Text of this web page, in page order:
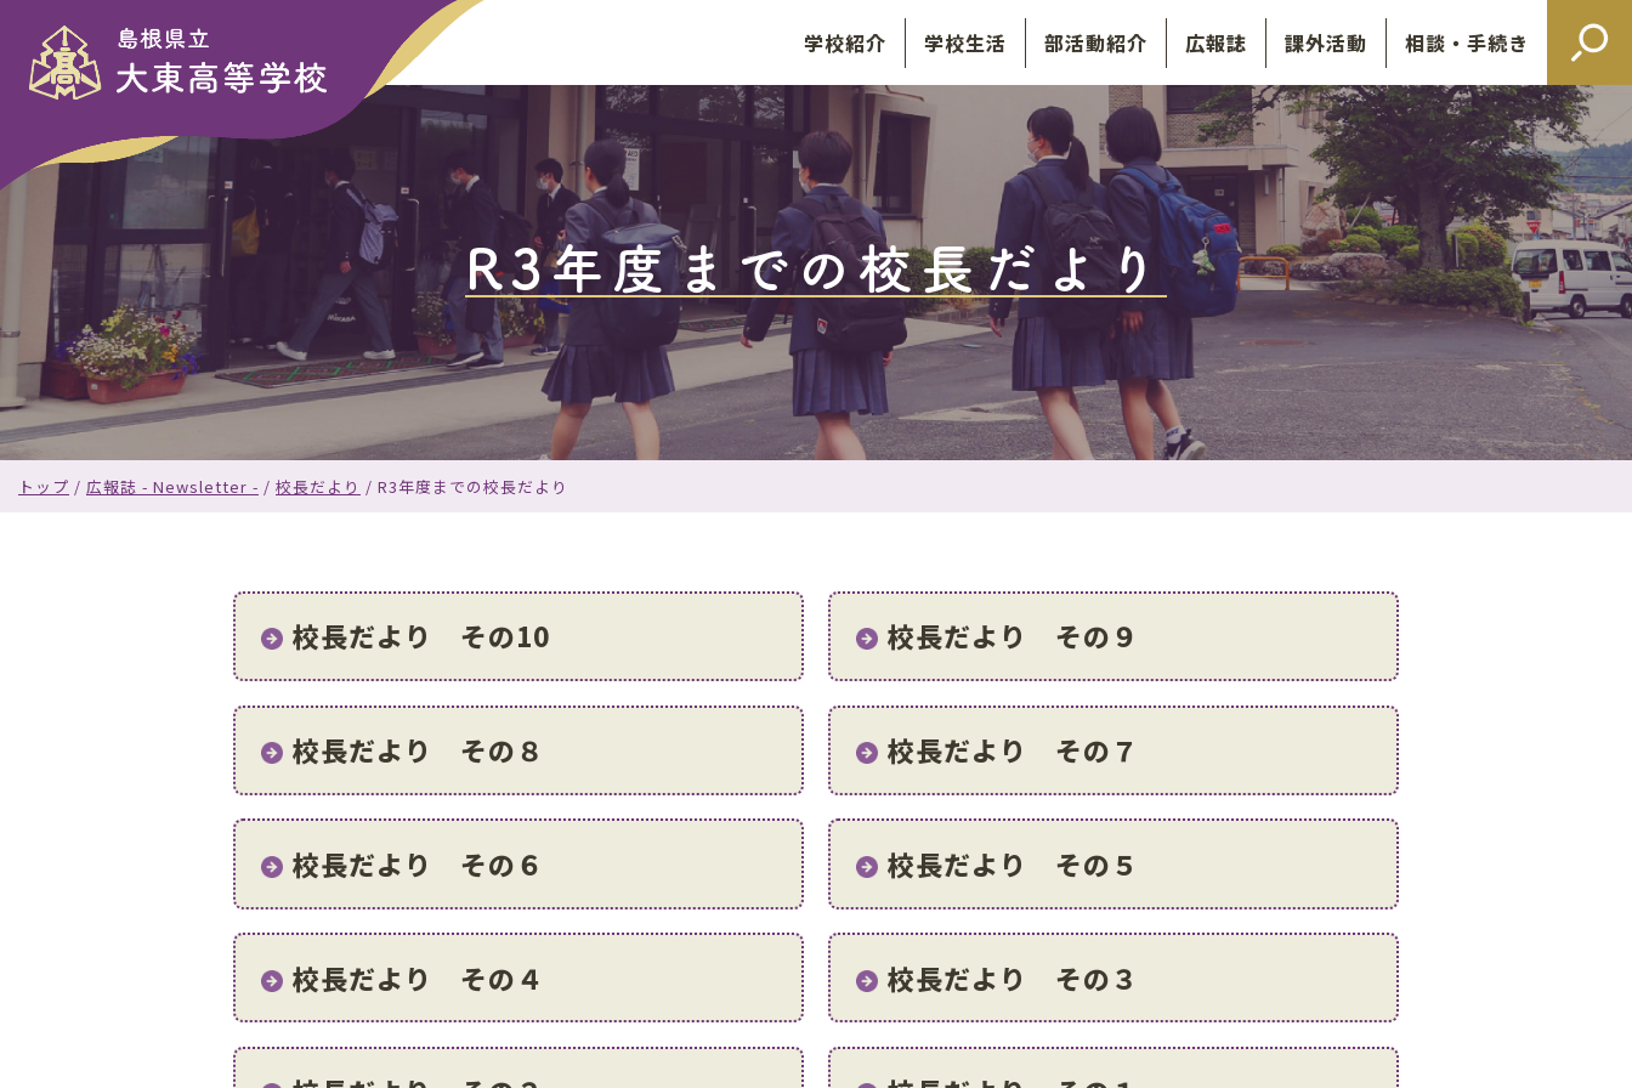
学校紹介
学校生活 部活動紹介 広報誌 課外活動 相談・手続き
R3年度までの校長だより
現
トップ / 広報誌 - Newsletter - / 校長だより / R3年度までの校長だより
校長だより その10 校長だより その９
校長だより その８ 校長だより その７
校長だより その６ 校長だより その５
校長だより その４ 校長だより その３